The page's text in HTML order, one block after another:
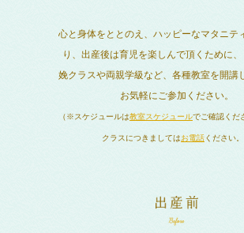
心と身体をととのえ、ハッピーなマタニテ
り、出産後は育児を楽しんで頂くために、
娩クラスや両親学級など、各種教室を開講
お気軽にご参加ください。
（※スケジュールは教室スケジュールでご確認くだ
クラスにつきましてはお電話ください。